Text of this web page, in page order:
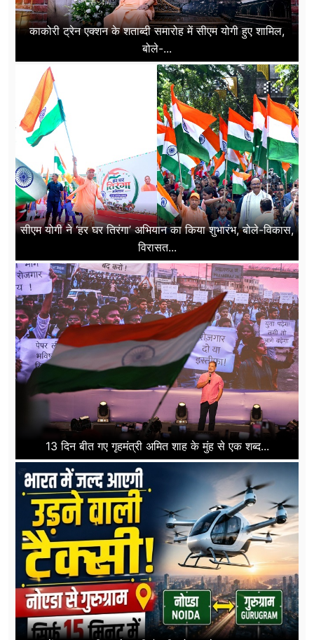
काकोरी ट्रेन एक्शन के शताब्दी समारोह में सीएम योगी हुए शामिल,
बोले-...
सीएम योगी ने ‘हर घर तिरंगा’ अभियान का किया शुभारंभ, बोले-विकास,
विरासत...
13 दिन बीत गए गृहमंत्री अमित शाह के मुंह से एक शब्द...